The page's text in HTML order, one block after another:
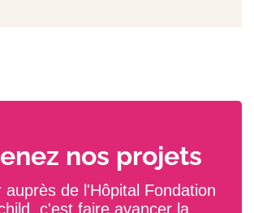
nos projets
auprès de l'Hôpital Fondation
c'est faire avancer la